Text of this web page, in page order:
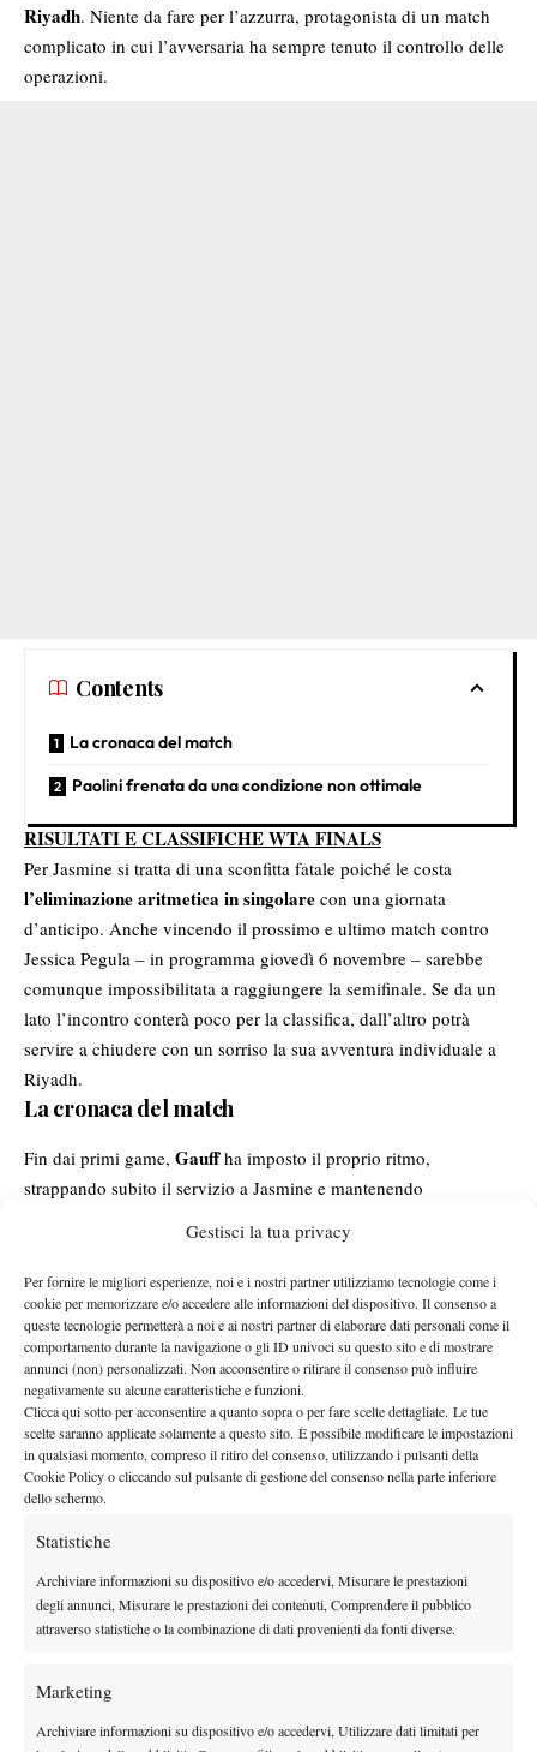
Gestisci la tua privacy
Per fornire le migliori esperienze, noi e i nostri partner utilizziamo tecnologie come i
cookie per memorizzare e/o accedere alle informazioni del dispositivo. Il consenso a
queste tecnologie permetterà a noi e ai nostri partner di elaborare dati personali come il
comportamento durante la navigazione o gli ID univoci su questo sito e di mostrare
annunci (non) personalizzati. Non acconsentire o ritirare il consenso può influire
negativamente su alcune caratteristiche e funzioni.
Clicca qui sotto per acconsentire a quanto sopra o per fare scelte dettagliate. Le tue
scelte saranno applicate solamente a questo sito. È possibile modificare le impostazioni
in qualsiasi momento, compreso il ritiro del consenso, utilizzando i pulsanti della
Cookie Policy o cliccando sul pulsante di gestione del consenso nella parte inferiore
dello schermo.
Statistiche
Archiviare informazioni su dispositivo e/o accedervi, Misurare le prestazioni
degli annunci, Misurare le prestazioni dei contenuti, Comprendere il pubblico
attraverso statistiche o la combinazione di dati provenienti da fonti diverse.
Marketing
Archiviare informazioni su dispositivo e/o accedervi, Utilizzare dati limitati per
Riyadh. Niente da fare per l’azzurra, protagonista di un match
complicato in cui l’avversaria ha sempre tenuto il controllo delle
operazioni.
Contents
La cronaca del match
Paolini frenata da una condizione non ottimale
RISULTATI E CLASSIFICHE WTA FINALS
Per Jasmine si tratta di una sconfitta fatale poiché le costa
l’eliminazione aritmetica in singolare con una giornata
d’anticipo. Anche vincendo il prossimo e ultimo match contro
Jessica Pegula – in programma giovedì 6 novembre – sarebbe
comunque impossibilitata a raggiungere la semifinale. Se da un
lato l’incontro conterà poco per la classifica, dall’altro potrà
servire a chiudere con un sorriso la sua avventura individuale a
Riyadh.
La cronaca del match
Fin dai primi game, Gauffha imposto il proprio ritmo,
strappando subito il servizio a Jasmine e mantenendo
reagire nel primo set, recuperando un break per provare a
portarsi sul 4 pari, ma la numero 3 del mondo ha rimesso la testa
avanti e chiuso il parziale per 6-3.
Nel secondo set l’equilibrio è invece durato solo fino al 2-2: dal
break conquistato nel quinto game, Gauff ha preso il largo,
chiudendo agevolmente 6-2 e conquistando così la prima vittoria
nel girone. Giovedì si giocherà il pass per le semifinali contro
Aryna Sabalenka.
Paolini frenata da una condizione non ottimale
Fin dall’inizio del torneo, Jasmine è apparsa visibilmente stanca,
solare e combattiva che l’ha accompagnata per tutta la stagione.
Una fatica comprensibile, dopo undici mesi di tornei e un’annata,
vittoria in Billie Jean King Cup, e la seconda qualificazione